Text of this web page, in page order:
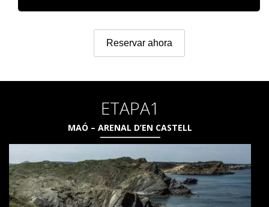
QUIÉNES SOMOS
Reservar ahora
ETAPA1
MAÓ – ARENAL D’EN CASTELL